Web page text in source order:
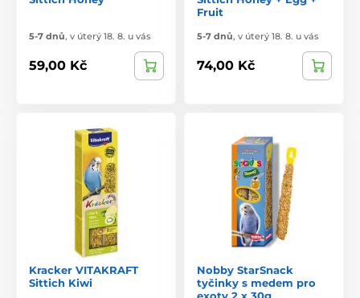
5-7 dnů, v úterý 18. 8. u vás
59,00 Kč
Fruit
5-7 dnů, v úterý 18. 8. u vás
74,00 Kč
Kracker VITAKRAFT
Sittich Kiwi
Nobby StarSnack
tyčinky s medem pro
exoty 2 x 30g